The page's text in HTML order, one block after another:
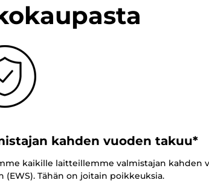
kahden vuoden takuu*
kaikille laitteillemme valmistajan kahden
(EWS). Tähän on joitain poikkeuksia.